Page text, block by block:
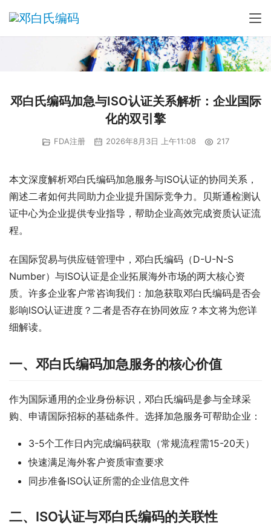
邓白氏编码加急与ISO认证关系解析：企业国际
化的双引擎
FDA注册 2026年8月3日 上午11:08 217
本文深度解析邓白氏编码加急服务与ISO认证的协同关系，
阐述二者如何共同助力企业提升国际竞争力。贝斯通检测认
证中心为企业提供专业指导，帮助企业高效完成资质认证流
程。
在国际贸易与供应链管理中，邓白氏编码（D-U-N-S
Number）与ISO认证是企业拓展海外市场的两大核心资
质。许多企业客户常咨询我们：加急获取邓白氏编码是否会
影响ISO认证进度？二者是否存在协同效应？本文将为您详
细解读。
一、邓白氏编码加急服务的核心价值
作为国际通用的企业身份标识，邓白氏编码是参与全球采
购、申请国际招标的基础条件。选择加急服务可帮助企业：
3-5个工作日内完成编码获取（常规流程需15-20天）
快速满足海外客户资质审查要求
同步准备ISO认证所需的企业信息文件
二、ISO认证与邓白氏编码的关联性